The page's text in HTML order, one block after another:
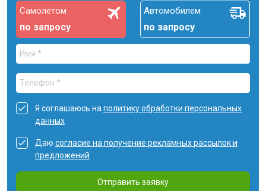
Самолетом
по запросу
Автомобилем
по запросу
Я соглашаюсь на политику обработки персональных
данных
Даю согласие на получение рекламных рассылок и
предложений
Отправить заявку